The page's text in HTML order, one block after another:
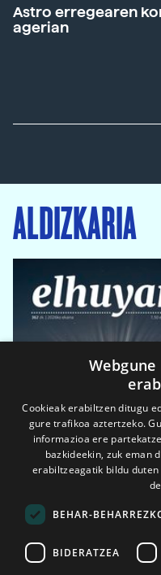
Astro erregearen
agerian
ALDIZKARIA
2026ko eka. 1a
Cookieak erabiltzen ditugu
gure trafikoa aztertzeko.
informazioa ere
bazkideekin, zuk eman
erabiltzeagatik bildu
BEHAR-
BIDERATZEA